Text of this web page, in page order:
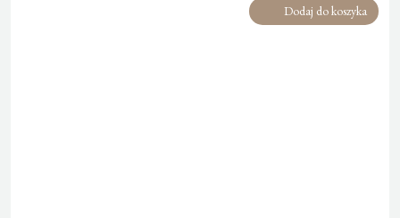
Dodaj do koszyka